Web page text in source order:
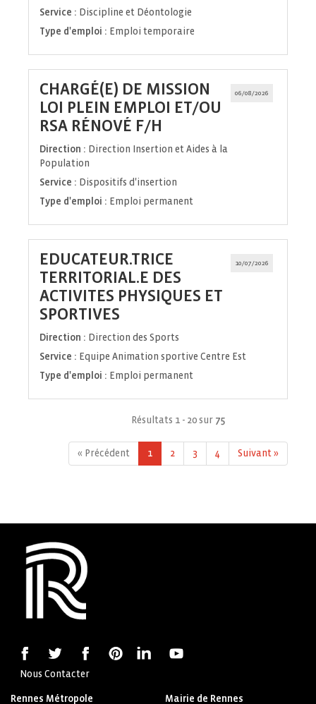
Service : Discipline et Déontologie
Type d'emploi : Emploi temporaire
06/08/2026
CHARGÉ(E) DE MISSION
LOI PLEIN EMPLOI ET/OU
RSA RÉNOVÉ F/H
fenêtre)
Direction : Direction Insertion et Aides à la
Population
Service : Dispositifs d'insertion
Type d'emploi : Emploi permanent
10/07/2026
EDUCATEUR.TRICE
TERRITORIAL.E DES
ACTIVITES PHYSIQUES ET
SPORTIVES
fenêtre)
Direction : Direction des Sports
Service : Equipe Animation sportive Centre Est
Type d'emploi : Emploi permanent
Résultats 1 - 20 sur 75
« Précédent 1 2 3 4 Suivant »
Nous Contacter
Rennes Métropole Mairie de Rennes